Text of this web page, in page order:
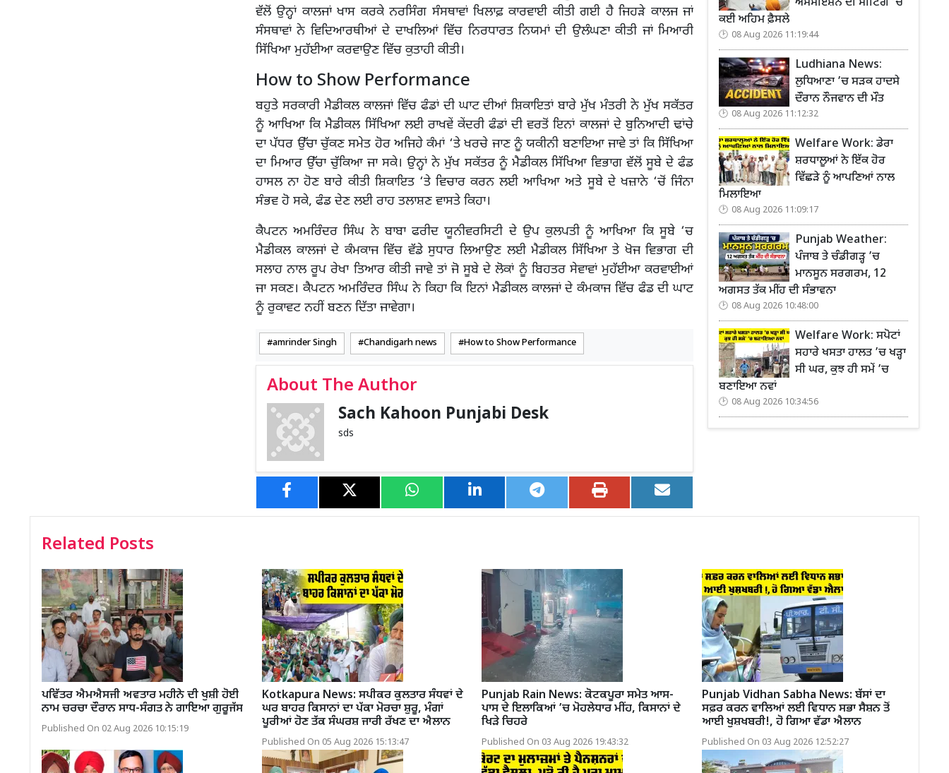
ਵੱਲੋਂ ਉਨ੍ਹਾਂ ਕਾਲਜਾਂ ਖਾਸ ਕਰਕੇ ਨਰਸਿੰਗ ਸੰਸਥਾਵਾਂ ਖਿਲਾਫ਼ ਕਾਰਵਾਈ ਕੀਤੀ ਗਈ ਹੈ ਜਿਹੜੇ ਕਾਲਜ ਜਾਂ
ਸੰਸਥਾਵਾਂ ਨੇ ਵਿਦਿਆਰਥੀਆਂ ਦੇ ਦਾਖਲਿਆਂ ਵਿੱਚ ਨਿਰਧਾਰਤ ਨਿਯਮਾਂ ਦੀ ਉਲੰਘਣਾ ਕੀਤੀ ਜਾਂ ਮਿਆਰੀ
ਸਿੱਖਿਆ ਮੁਹੱਈਆ ਕਰਵਾਉਣ ਵਿੱਚ ਕੁਤਾਹੀ ਕੀਤੀ।
How to Show Performance
ਬਹੁਤੇ ਸਰਕਾਰੀ ਮੈਡੀਕਲ ਕਾਲਜਾਂ ਵਿੱਚ ਫੰਡਾਂ ਦੀ ਘਾਟ ਦੀਆਂ ਸ਼ਿਕਾਇਤਾਂ ਬਾਰੇ ਮੁੱਖ ਮੰਤਰੀ ਨੇ ਮੁੱਖ ਸਕੱਤਰ
ਨੂੰ ਆਖਿਆ ਕਿ ਮੈਡੀਕਲ ਸਿੱਖਿਆ ਲਈ ਰਾਖਵੇਂ ਕੇਂਦਰੀ ਫੰਡਾਂ ਦੀ ਵਰਤੋਂ ਇਨਾਂ ਕਾਲਜਾਂ ਦੇ ਬੁਨਿਆਦੀ ਢਾਂਚੇ
ਦਾ ਪੱਧਰ ਉੱਚਾ ਚੁੱਕਣ ਸਮੇਤ ਹੋਰ ਅਜਿਹੇ ਕੰਮਾਂ ‘ਤੇ ਖਰਚੇ ਜਾਣ ਨੂੰ ਯਕੀਨੀ ਬਣਾਇਆ ਜਾਵੇ ਤਾਂ ਕਿ ਸਿੱਖਿਆ
ਦਾ ਮਿਆਰ ਉੱਚਾ ਚੁੱਕਿਆ ਜਾ ਸਕੇ। ਉਨ੍ਹਾਂ ਨੇ ਮੁੱਖ ਸਕੱਤਰ ਨੂੰ ਮੈਡੀਕਲ ਸਿੱਖਿਆ ਵਿਭਾਗ ਵੱਲੋਂ ਸੂਬੇ ਦੇ ਫੰਡ
ਹਾਸਲ ਨਾ ਹੋਣ ਬਾਰੇ ਕੀਤੀ ਸ਼ਿਕਾਇਤ ‘ਤੇ ਵਿਚਾਰ ਕਰਨ ਲਈ ਆਖਿਆ ਅਤੇ ਸੂਬੇ ਦੇ ਖਜ਼ਾਨੇ ‘ਚੋਂ ਜਿੰਨਾ
ਸੰਭਵ ਹੋ ਸਕੇ, ਫੰਡ ਦੇਣ ਲਈ ਰਾਹ ਤਲਾਸ਼ਣ ਵਾਸਤੇ ਕਿਹਾ।
ਕੈਪਟਨ ਅਮਰਿੰਦਰ ਸਿੰਘ ਨੇ ਬਾਬਾ ਫਰੀਦ ਯੂਨੀਵਰਸਿਟੀ ਦੇ ਉਪ ਕੁਲਪਤੀ ਨੂੰ ਆਖਿਆ ਕਿ ਸੂਬੇ ‘ਚ
ਮੈਡੀਕਲ ਕਾਲਜਾਂ ਦੇ ਕੰਮਕਾਜ ਵਿੱਚ ਵੱਡੇ ਸੁਧਾਰ ਲਿਆਉਣ ਲਈ ਮੈਡੀਕਲ ਸਿੱਖਿਆ ਤੇ ਖੋਜ ਵਿਭਾਗ ਦੀ
ਸਲਾਹ ਨਾਲ ਰੂਪ ਰੇਖਾ ਤਿਆਰ ਕੀਤੀ ਜਾਵੇ ਤਾਂ ਜੋ ਸੂਬੇ ਦੇ ਲੋਕਾਂ ਨੂੰ ਬਿਹਤਰ ਸੇਵਾਵਾਂ ਮੁਹੱਈਆ ਕਰਵਾਈਆਂ
ਜਾ ਸਕਣ। ਕੈਪਟਨ ਅਮਰਿੰਦਰ ਸਿੰਘ ਨੇ ਕਿਹਾ ਕਿ ਇਨਾਂ ਮੈਡੀਕਲ ਕਾਲਜਾਂ ਦੇ ਕੰਮਕਾਜ ਵਿੱਚ ਫੰਡ ਦੀ ਘਾਟ
ਨੂੰ ਰੁਕਾਵਟ ਨਹੀਂ ਬਣਨ ਦਿੱਤਾ ਜਾਵੇਗਾ।
amrinder Singh Chandigarh news How to Show Performance
About The Author
Sach Kahoon Punjabi Desk
sds
ਕਈ ਅਹਿਮ ਫ਼ੈਸਲੇ
08 Aug 2026 11:19:44
Ludhiana News:
ਲੁਧਿਆਣਾ ’ਚ ਸੜਕ ਹਾਦਸੇ
ਦੌਰਾਨ ਨੌਜਵਾਨ ਦੀ ਮੌਤ
08 Aug 2026 11:12:32
Welfare Work: ਡੇਰਾ
ਸ਼ਰਧਾਲੂਆਂ ਨੇ ਇੱਕ ਹੋਰ
ਵਿੱਛੜੇ ਨੂੰ ਆਪਣਿਆਂ ਨਾਲ
ਮਿਲਾਇਆ
08 Aug 2026 11:09:17
Punjab Weather:
ਪੰਜਾਬ ਤੇ ਚੰਡੀਗੜ੍ਹ ’ਚ
ਮਾਨਸੂਨ ਸਰਗਰਮ, 12
ਅਗਸਤ ਤੱਕ ਮੀਂਹ ਦੀ ਸੰਭਾਵਨਾ
08 Aug 2026 10:48:00
Welfare Work: ਸਪੋਟਾਂ
ਸਹਾਰੇ ਖਸਤਾ ਹਾਲਤ ’ਚ ਖੜ੍ਹਾ
ਸੀ ਘਰ, ਕੁਝ ਹੀ ਸਮੇਂ ’ਚ
ਬਣਾਇਆ ਨਵਾਂ
08 Aug 2026 10:34:56
Related Posts
ਪਵਿੱਤਰ ਐਮਐਸਜੀ ਅਵਤਾਰ ਮਹੀਨੇ ਦੀ ਖੁਸ਼ੀ ਹੋਈ
ਨਾਮ ਚਰਚਾ ਦੌਰਾਨ ਸਾਧ-ਸੰਗਤ ਨੇ ਗਾਇਆ ਗੁਰੂਜੱਸ
Published On 02 Aug 2026 10:15:19
Kotkapura News: ਸਪੀਕਰ ਕੁਲਤਾਰ ਸੰਧਵਾਂ ਦੇ
ਘਰ ਬਾਹਰ ਕਿਸਾਨਾਂ ਦਾ ਪੱਕਾ ਮੋਰਚਾ ਸ਼ੁਰੂ, ਮੰਗਾਂ
ਪੂਰੀਆਂ ਹੋਣ ਤੱਕ ਸੰਘਰਸ਼ ਜਾਰੀ ਰੱਖਣ ਦਾ ਐਲਾਨ
Published On 05 Aug 2026 15:13:47
Punjab Rain News: ਕੋਟਕਪੂਰਾ ਸਮੇਤ ਆਸ-
ਪਾਸ ਦੇ ਇਲਾਕਿਆਂ ’ਚ ਮੋਹਲੇਧਾਰ ਮੀਂਹ, ਕਿਸਾਨਾਂ ਦੇ
ਖਿੜੇ ਚਿਹਰੇ
Published On 03 Aug 2026 19:43:32
Punjab Vidhan Sabha News: ਬੱਸਾਂ ਦਾ
ਸਫ਼ਰ ਕਰਨ ਵਾਲਿਆਂ ਲਈ ਵਿਧਾਨ ਸਭਾ ਸੈਸ਼ਨ ਤੋਂ
ਆਈ ਖੁਸ਼ਖਬਰੀ!, ਹੋ ਗਿਆ ਵੱਡਾ ਐਲਾਨ
Published On 03 Aug 2026 12:52:27